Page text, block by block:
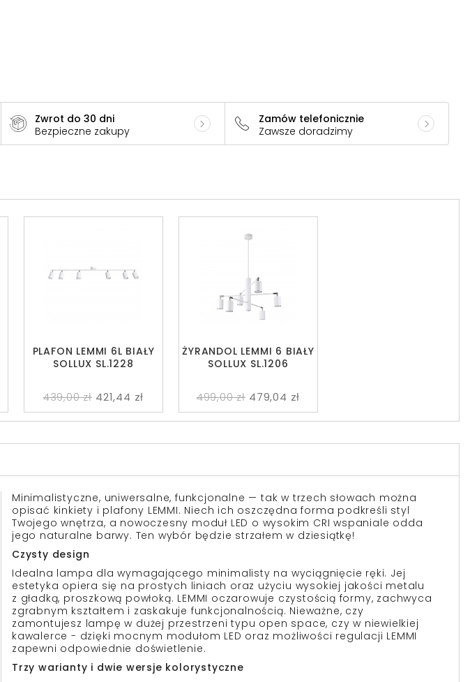
Zwrot do 30 dni
Bezpieczne zakupy
Zamów telefonicznie
Zawsze doradzimy
ŻYRANDOL LEMMI 6 BIAŁY
SOLLUX SL.1206
499,00 zł 479,04 zł
PLAFON LEMMI 6L BIAŁY
SOLLUX SL.1228
439,00 zł 421,44 zł
Minimalistyczne, uniwersalne, funkcjonalne — tak w trzech słowach można
opisać kinkiety i plafony LEMMI. Niech ich oszczędna forma podkreśli styl
Twojego wnętrza, a nowoczesny moduł LED o wysokim CRI wspaniale odda
jego naturalne barwy. Ten wybór będzie strzałem w dziesiątkę!
Czysty design
Idealna lampa dla wymagającego minimalisty na wyciągnięcie ręki. Jej
estetyka opiera się na prostych liniach oraz użyciu wysokiej jakości metalu
z gładką, proszkową powłoką. LEMMI oczarowuje czystością formy, zachwyca
zgrabnym kształtem i zaskakuje funkcjonalnością. Nieważne, czy
zamontujesz lampę w dużej przestrzeni typu open space, czy w niewielkiej
kawalerce - dzięki mocnym modułom LED oraz możliwości regulacji LEMMI
zapewni odpowiednie doświetlenie.
Trzy warianty i dwie wersje kolorystyczne